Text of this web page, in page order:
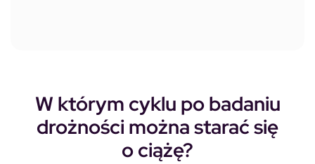
W którym cyklu po badaniu
drożności można starać się
o ciążę?